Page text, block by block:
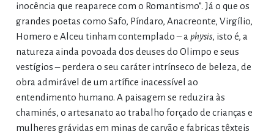
inocência que reaparece com o Romantismo”. Já o que os
grandes poetas como Safo, Píndaro, Anacreonte, Virgílio,
Homero e Alceu tinham contemplado – a physis, isto é, a
natureza ainda povoada dos deuses do Olimpo e seus
vestígios – perdera o seu caráter intrínseco de beleza, de
obra admirável de um artífice inacessível ao
entendimento humano. A paisagem se reduzira às
chaminés, o artesanato ao trabalho forçado de crianças e
mulheres grávidas em minas de carvão e fabricas têxteis